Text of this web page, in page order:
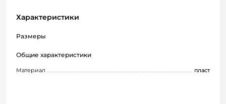
Характеристики
Размеры
Общие характеристики
Материал пласт